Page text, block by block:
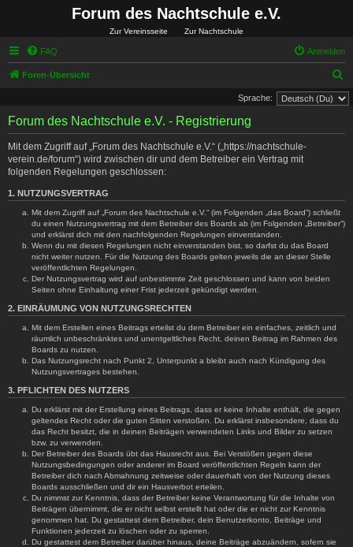
Forum des Nachtschule e.V.
Zur Vereinsseite Zur Nachtschule
FAQ Anmelden
Foren-Übersicht
u
Sprache:
Forum des Nachtschule e.V. - Registrierung
Mit dem Zugriff auf „Forum des Nachtschule e.V.“ („https://nachtschule-
verein.de/forum“) wird zwischen dir und dem Betreiber ein Vertrag mit
folgenden Regelungen geschlossen:
1. NUTZUNGSVERTRAG
Mit dem Zugriff auf „Forum des Nachtschule e.V.“ (im Folgenden „das Board“) schließt
du einen Nutzungsvertrag mit dem Betreiber des Boards ab (im Folgenden „Betreiber“)
und erklärst dich mit den nachfolgenden Regelungen einverstanden.
Wenn du mit diesen Regelungen nicht einverstanden bist, so darfst du das Board
nicht weiter nutzen. Für die Nutzung des Boards gelten jeweils die an dieser Stelle
veröffentlichten Regelungen.
Der Nutzungsvertrag wird auf unbestimmte Zeit geschlossen und kann von beiden
Seiten ohne Einhaltung einer Frist jederzeit gekündigt werden.
2. EINRÄUMUNG VON NUTZUNGSRECHTEN
Mit dem Erstellen eines Beitrags erteilst du dem Betreiber ein einfaches, zeitlich und
räumlich unbeschränktes und unentgeltliches Recht, deinen Beitrag im Rahmen des
Boards zu nutzen.
Das Nutzungsrecht nach Punkt 2, Unterpunkt a bleibt auch nach Kündigung des
Nutzungsvertrages bestehen.
3. PFLICHTEN DES NUTZERS
Du erklärst mit der Erstellung eines Beitrags, dass er keine Inhalte enthält, die gegen
geltendes Recht oder die guten Sitten verstoßen. Du erklärst insbesondere, dass du
das Recht besitzt, die in deinen Beiträgen verwendeten Links und Bilder zu setzen
bzw. zu verwenden.
Der Betreiber des Boards übt das Hausrecht aus. Bei Verstößen gegen diese
Nutzungsbedingungen oder anderer im Board veröffentlichten Regeln kann der
Betreiber dich nach Abmahnung zeitweise oder dauerhaft von der Nutzung dieses
Boards ausschließen und dir ein Hausverbot erteilen.
Du nimmst zur Kenntnis, dass der Betreiber keine Verantwortung für die Inhalte von
Beiträgen übernimmt, die er nicht selbst erstellt hat oder die er nicht zur Kenntnis
genommen hat. Du gestattest dem Betreiber, dein Benutzerkonto, Beiträge und
Funktionen jederzeit zu löschen oder zu sperren.
Du gestattest dem Betreiber darüber hinaus, deine Beiträge abzuändern, sofern sie